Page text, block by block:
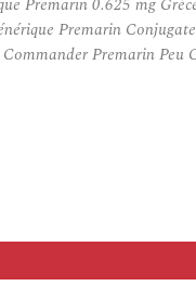
Premarin
Premarin Peu